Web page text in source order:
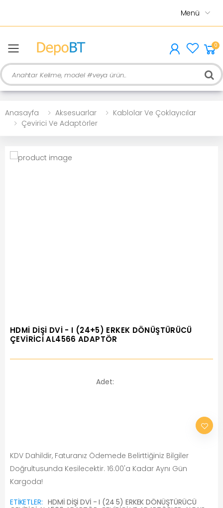
Menü
menu 0
Ara
Anasayfa Aksesuarlar
Kablolar Ve Çoklayıcılar
Çevirici Ve Adaptörler
HDMİ DİŞİ DVİ - I (24+5) ERKEK DÖNÜŞTÜRÜCÜ
ÇEVİRİCİ AL4566 ADAPTÖR
Adet:
KDV Dahildir, Faturanız Ödemede Belirttiğiniz Bilgiler
Doğrultusunda Kesilecektir. 16:00'a Kadar Aynı Gün
Kargoda!
ETIKETLER: HDMİ DİŞİ DVİ - I (24 5) ERKEK DÖNÜŞTÜRÜCÜ